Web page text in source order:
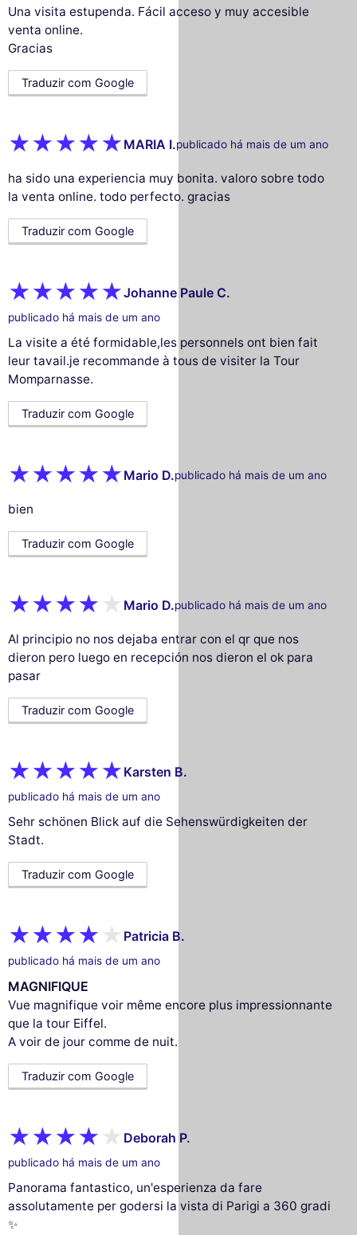
Una visita estupenda. Fácil acceso y muy accesible
venta online.
Gracias
Traduzir com Google
MARIA I.publicado há mais de um ano
ha sido una experiencia muy bonita. valoro sobre todo
la venta online. todo perfecto. gracias
Traduzir com Google
Johanne Paule C.
publicado há mais de um ano
La visite a été formidable,les personnels ont bien fait
leur tavail.je recommande à tous de visiter la Tour
Momparnasse.
Traduzir com Google
Mario D.publicado há mais de um ano
bien
Traduzir com Google
Mario D.publicado há mais de um ano
Al principio no nos dejaba entrar con el qr que nos
dieron pero luego en recepción nos dieron el ok para
pasar
Traduzir com Google
Karsten B.
publicado há mais de um ano
Sehr schönen Blick auf die Sehenswürdigkeiten der
Stadt.
Traduzir com Google
Patricia B.
publicado há mais de um ano
MAGNIFIQUE
Vue magnifique voir même encore plus impressionnante
que la tour Eiffel.
A voir de jour comme de nuit.
Traduzir com Google
Deborah P.
publicado há mais de um ano
Panorama fantastico, un'esperienza da fare
assolutamente per godersi la vista di Parigi a 360 gradi
✨